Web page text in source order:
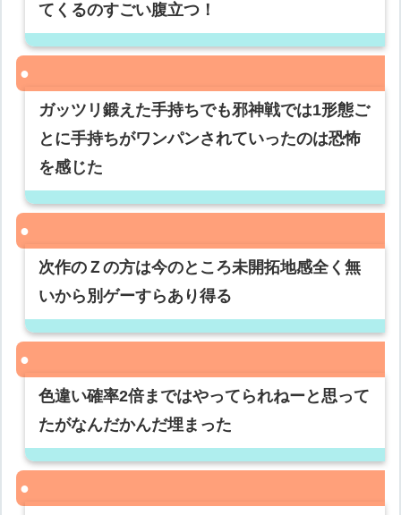
てくるのすごい腹立つ！
ガッツリ鍛えた手持ちでも邪神戦では1形態ご
とに手持ちがワンパンされていったのは恐怖
を感じた
次作のＺの方は今のところ未開拓地感全く無
いから別ゲーすらあり得る
色違い確率2倍まではやってられねーと思って
たがなんだかんだ埋まった